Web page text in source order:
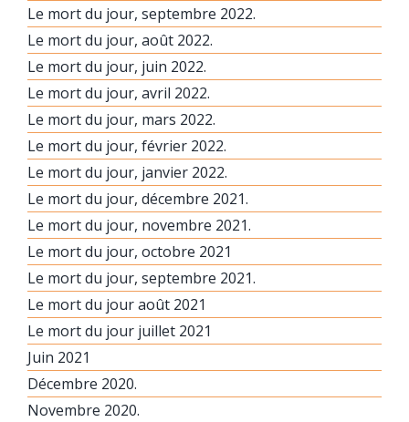
Le mort du jour, septembre 2022.
Le mort du jour, août 2022.
Le mort du jour, juin 2022.
Le mort du jour, avril 2022.
Le mort du jour, mars 2022.
Le mort du jour, février 2022.
Le mort du jour, janvier 2022.
Le mort du jour, décembre 2021.
Le mort du jour, novembre 2021.
Le mort du jour, octobre 2021
Le mort du jour, septembre 2021.
Le mort du jour août 2021
Le mort du jour juillet 2021
Juin 2021
Décembre 2020.
Novembre 2020.